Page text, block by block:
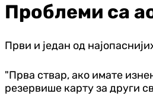
Проблеми са
Први и један од
"Прва ствар, ако имате
резервише карту за други